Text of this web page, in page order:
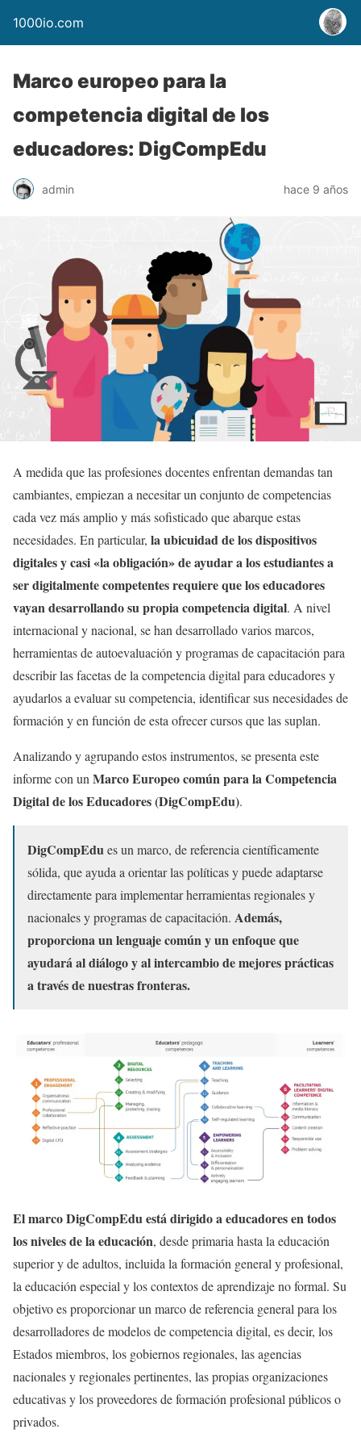
1000io.com
Marco europeo para la
competencia digital de los
educadores: DigCompEdu
admin hace 9 años
A medida que las profesiones docentes enfrentan demandas tan
cambiantes, empiezan a necesitar un conjunto de competencias
cada vez más amplio y más sofisticado que abarque estas
necesidades. En particular, la ubicuidad de los dispositivos
digitales y casi «la obligación» de ayudar a los estudiantes a
ser digitalmente competentes requiere que los educadores
vayan desarrollando su propia competencia digital. A nivel
internacional y nacional, se han desarrollado varios marcos,
herramientas de autoevaluación y programas de capacitación para
describir las facetas de la competencia digital para educadores y
ayudarlos a evaluar su competencia, identificar sus necesidades de
formación y en función de esta ofrecer cursos que las suplan.
Analizando y agrupando estos instrumentos, se presenta este
informe con un Marco Europeo común para la Competencia
Digital de los Educadores (DigCompEdu).
DigCompEdues un marco, de referencia científicamente
sólida, que ayuda a orientar las políticas y puede adaptarse
directamente para implementar herramientas regionales y
nacionales y programas de capacitación. Además,
proporciona un lenguaje común y un enfoque que
ayudará al diálogo y al intercambio de mejores prácticas
a través de nuestras fronteras.
El marco DigCompEdu está dirigido a educadores en todos
los niveles de la educación, desde primaria hasta la educación
superior y de adultos, incluida la formación general y profesional,
la educación especial y los contextos de aprendizaje no formal. Su
objetivo es proporcionar un marco de referencia general para los
desarrolladores de modelos de competencia digital, es decir, los
Estados miembros, los gobiernos regionales, las agencias
nacionales y regionales pertinentes, las propias organizaciones
educativas y los proveedores de formación profesional públicos o
privados.